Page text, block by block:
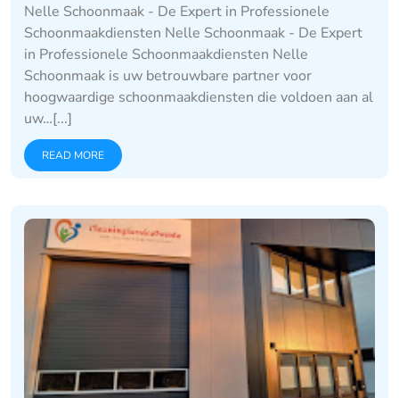
Nelle Schoonmaak - De Expert in Professionele
Schoonmaakdiensten Nelle Schoonmaak - De Expert
in Professionele Schoonmaakdiensten Nelle
Schoonmaak is uw betrouwbare partner voor
hoogwaardige schoonmaakdiensten die voldoen aan al
uw…[...]
READ MORE